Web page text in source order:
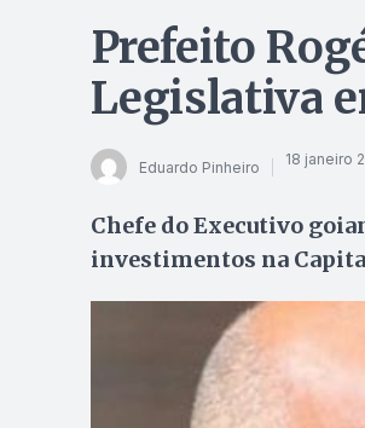
Prefeito
Legislativa
Eduardo Pinheiro 18 janeiro
Chefe do Executivo
investimentos na